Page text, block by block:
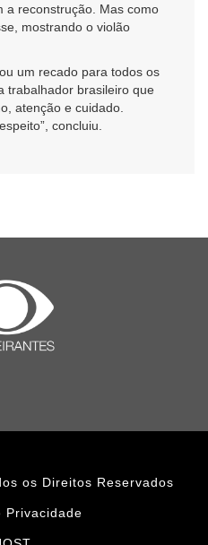
a reconstrução. Mas como
mostrando o violão
um recado para todos os
trabalhador brasileiro que
atenção e cuidado.
concluiu.
os Direitos Reservados
Privacidade